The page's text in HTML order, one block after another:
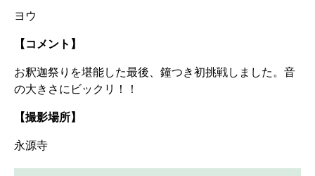
ヨウ
【コメント】
お釈迦祭りを堪能した最後、鐘つき初挑戦しました。音
の大きさにビックリ！！
【撮影場所】
永源寺